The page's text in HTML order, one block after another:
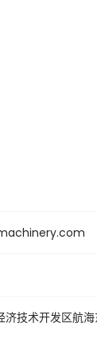
济技术开发区航